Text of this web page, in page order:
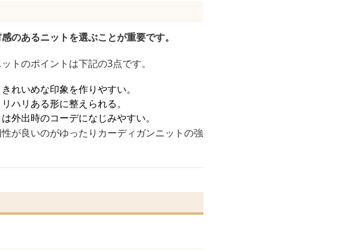
のあるニットを選ぶことが重要です。
トのポイントは下記の3点です。
れいめな印象を作りやすい。
ハリある形に整えられる。
外出時のコーデになじみやすい。
が良いのがゆったりカーディガンニットの強